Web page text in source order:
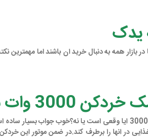
یدک
همه به دنبال خرید ان باشند اما
سیلورکرست
در انها را برطرف کند.در ضمن موتور این